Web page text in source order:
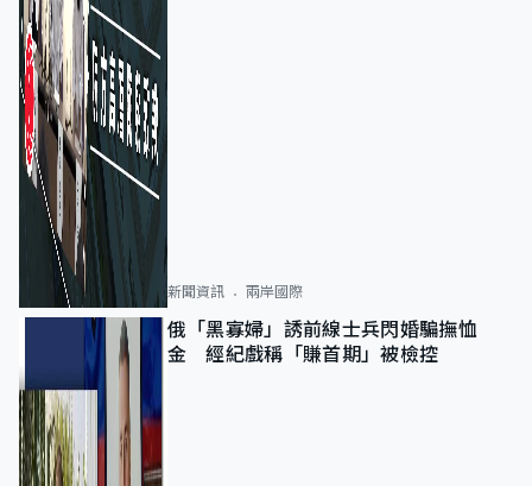
新聞資訊 兩岸國際
俄「黑寡婦」誘前線士兵閃婚騙撫恤
金 經紀戲稱「賺首期」被檢控